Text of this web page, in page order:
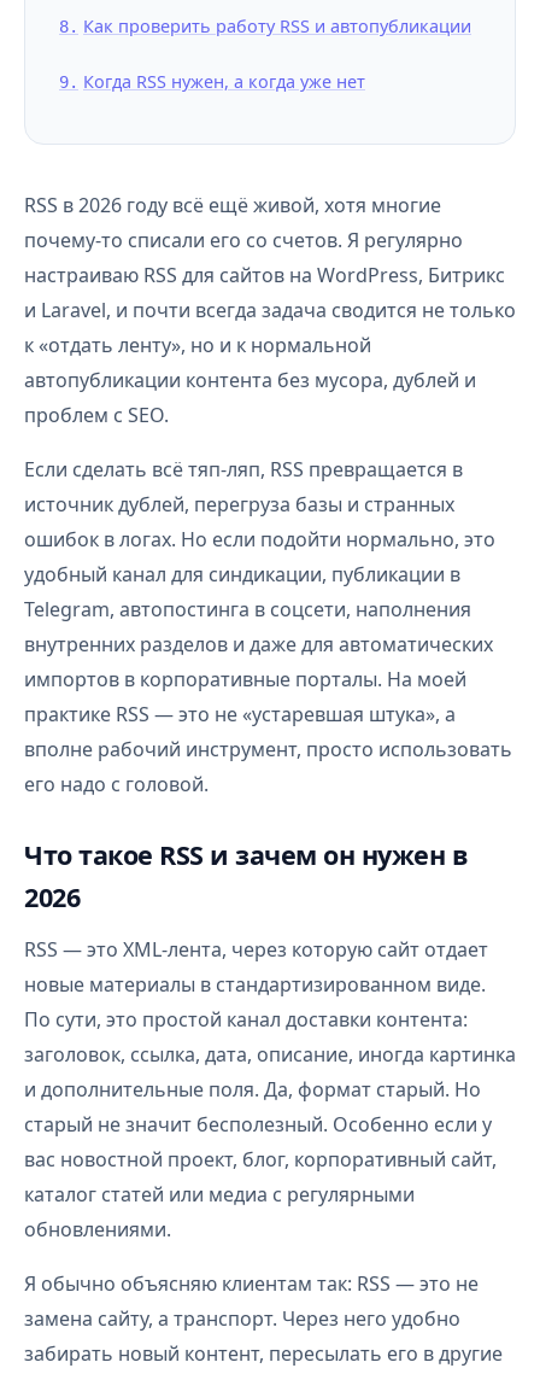
Как проверить работу RSS и автопубликации
Когда RSS нужен, а когда уже нет
RSS в 2026 году всё ещё живой, хотя многие
почему-то списали его со счетов. Я регулярно
настраиваю RSS для сайтов на WordPress, Битрикс
и Laravel, и почти всегда задача сводится не только
к «отдать ленту», но и к нормальной
автопубликации контента без мусора, дублей и
проблем с SEO.
Если сделать всё тяп-ляп, RSS превращается в
источник дублей, перегруза базы и странных
ошибок в логах. Но если подойти нормально, это
удобный канал для синдикации, публикации в
Telegram, автопостинга в соцсети, наполнения
внутренних разделов и даже для автоматических
импортов в корпоративные порталы. На моей
практике RSS — это не «устаревшая штука», а
вполне рабочий инструмент, просто использовать
его надо с головой.
Что такое RSS и зачем он нужен в
2026
RSS — это XML-лента, через которую сайт отдает
новые материалы в стандартизированном виде.
По сути, это простой канал доставки контента:
заголовок, ссылка, дата, описание, иногда картинка
и дополнительные поля. Да, формат старый. Но
старый не значит бесполезный. Особенно если у
вас новостной проект, блог, корпоративный сайт,
каталог статей или медиа с регулярными
обновлениями.
Я обычно объясняю клиентам так: RSS — это не
замена сайту, а транспорт. Через него удобно
забирать новый контент, пересылать его в другие